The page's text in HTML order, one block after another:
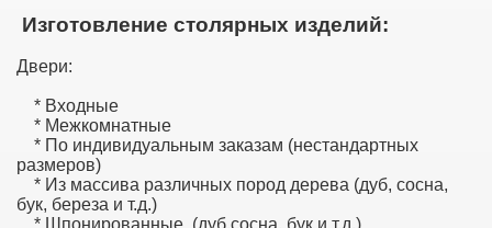
Изготовление столярных изделий:
Двери:
* Входные
* Межкомнатные
* По индивидуальным заказам (нестандартных
размеров)
* Из массива различных пород дерева (дуб, сосна,
бук, береза и т.д.)
* Шпонированные (дуб,сосна, бук и т.д.)